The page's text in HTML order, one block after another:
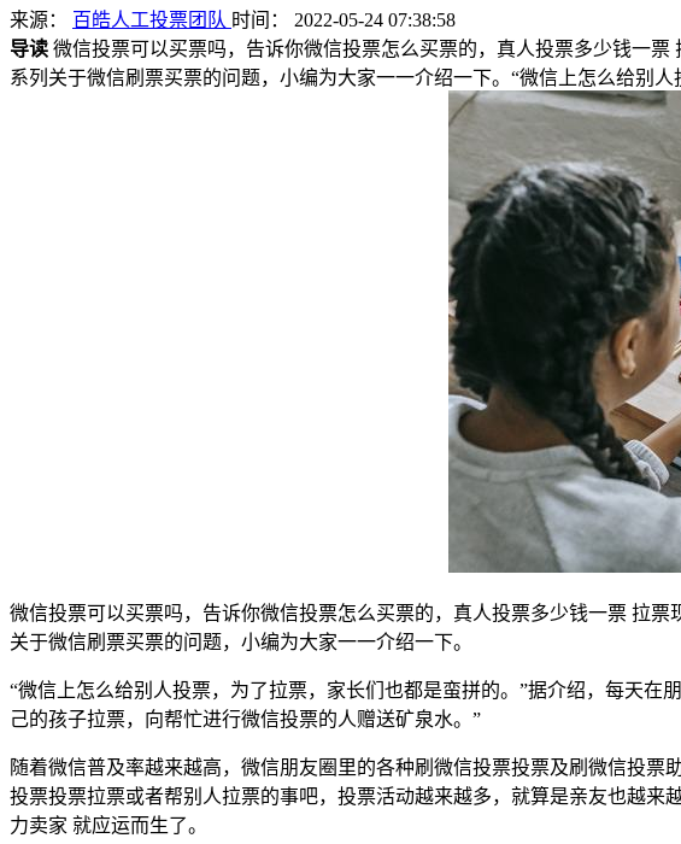
来源： 百皓人工投票团队 时间： 2022-05-24 07:38:58
导读 微信投票可以买票吗，告诉你微信投票怎么买票的，真人投票多少钱一
系列关于微信刷票买票的问题，小编为大家一一介绍一下。“微信上怎么给别人
微信投票可以买票吗，告诉你微信投票怎么买票的，真人投票多少钱一票 拉
关于微信刷票买票的问题，小编为大家一一介绍一下。
“微信上怎么给别人投票，为了拉票，家长们也都是蛮拼的。”据介绍，每天
己的孩子拉票，向帮忙进行微信投票的人赠送矿泉水。”
随着微信普及率越来越高，微信朋友圈里的各种刷微信投票投票及刷微信投
投票投票拉票或者帮别人拉票的事吧，投票活动越来越多，就算是亲友也越
力卖家 就应运而生了。